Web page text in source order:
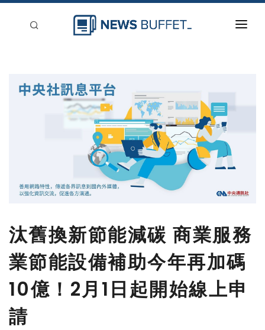
汰舊換新節能減碳 商業服務
業節能設備補助今年再加碼
10億！2月1日起開始線上申
請